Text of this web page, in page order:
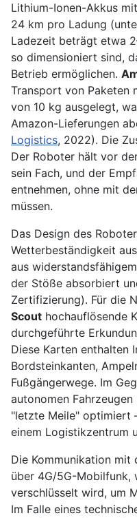
Lithium-Ionen-Akkus
24 km pro Ladung
Ladezeit beträgt etwa
so dimensioniert sind,
Betrieb ermöglichen.
Transport von Paketen
von 10 kg ausgelegt,
Amazon-Lieferungen
Logistics, 2022). Die
Der Roboter hält vor
sein Fach, und der
entnehmen, ohne mit
müssen.
Das Design des
Wetterbeständigkeit
aus
der Stöße absorbiert
Zertifizierung). Für die
Scout hochauflösende
durchgeführte
Diese Karten enthalten
Bordsteinkanten,
Fußgängerwege. Im
autonomen
"letzte Meile" optimiert
einem Logistikzentrum
Die Kommunikation
über 4G/5G-Mobilfunk,
verschlüsselt wird, um
Im Falle eines